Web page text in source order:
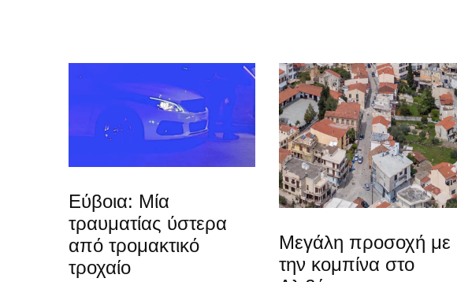
Εύβοια: Μία
τραυματίας ύστερα
από τρομακτικό
τροχαίο
Μεγάλη προσοχή με
την κομπίνα στο